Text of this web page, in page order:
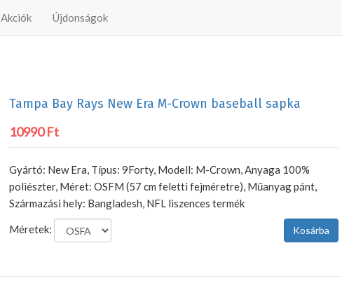
Akciók Újdonságok
Tampa Bay Rays New Era M-Crown baseball sapka
10990 Ft
Gyártó: New Era, Típus: 9Forty, Modell: M-Crown, Anyaga 100%
poliészter, Méret: OSFM (57 cm feletti fejméretre), Műanyag pánt,
Származási hely: Bangladesh, NFL liszences termék
Méretek: